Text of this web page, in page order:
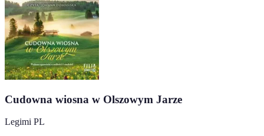
Cudowna wiosna w Olszowym Jarze
Legimi PL